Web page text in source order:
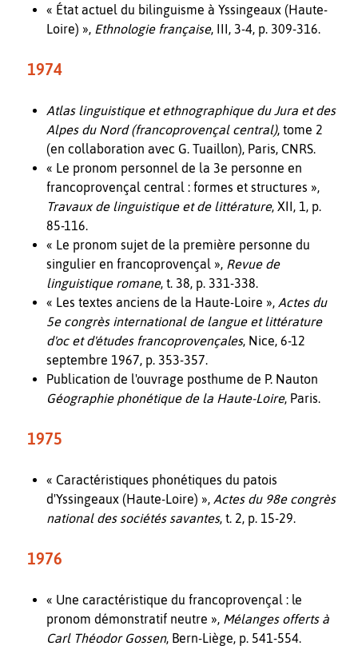
« État actuel du bilinguisme à Yssingeaux (Haute-
Loire) », Ethnologie française, III, 3-4, p. 309-316.
1974
Atlas linguistique et ethnographique du Jura et des
Alpes du Nord (francoprovençal central), tome 2
(en collaboration avec G. Tuaillon), Paris, CNRS.
« Le pronom personnel de la 3e personne en
francoprovençal central : formes et structures »,
Travaux de linguistique et de littérature, XII, 1, p.
85-116.
« Le pronom sujet de la première personne du
singulier en francoprovençal », Revue de
linguistique romane, t. 38, p. 331-338.
« Les textes anciens de la Haute-Loire », Actes du
5e congrès international de langue et littérature
d'oc et d'études francoprovençales, Nice, 6-12
septembre 1967, p. 353-357.
Publication de l'ouvrage posthume de P. Nauton
Géographie phonétique de la Haute-Loire, Paris.
1975
« Caractéristiques phonétiques du patois
d'Yssingeaux (Haute-Loire) », Actes du 98e congrès
national des sociétés savantes, t. 2, p. 15-29.
1976
« Une caractéristique du francoprovençal : le
pronom démonstratif neutre », Mélanges offerts à
Carl Théodor Gossen, Bern-Liège, p. 541-554.